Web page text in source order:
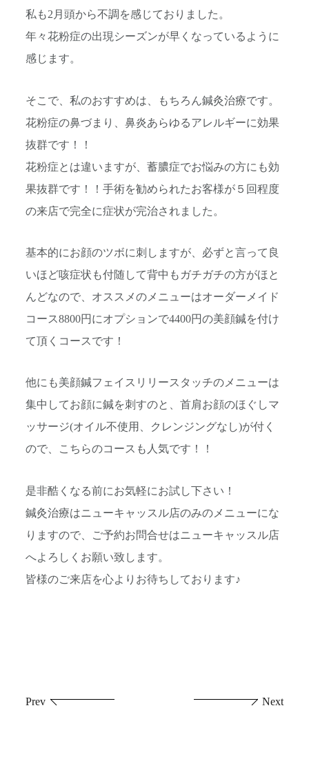
私も2月頭から不調を感じておりました。
年々花粉症の出現シーズンが早くなっているように
感じます。
そこで、私のおすすめは、もちろん鍼灸治療です。
花粉症の鼻づまり、鼻炎あらゆるアレルギーに効果
抜群です！！
花粉症とは違いますが、蓄膿症でお悩みの方にも効
果抜群です！！手術を勧められたお客様が５回程度
の来店で完全に症状が完治されました。
基本的にお顔のツボに刺しますが、必ずと言って良
いほど咳症状も付随して背中もガチガチの方がほと
んどなので、オススメのメニューはオーダーメイド
コース8800円にオプションで4400円の美顔鍼を付け
て頂くコースです！
他にも美顔鍼フェイスリリースタッチのメニューは
集中してお顔に鍼を刺すのと、首肩お顔のほぐしマ
ッサージ(オイル不使用、クレンジングなし)が付く
ので、こちらのコースも人気です！！
是非酷くなる前にお気軽にお試し下さい！
鍼灸治療はニューキャッスル店のみのメニューにな
りますので、ご予約お問合せはニューキャッスル店
へよろしくお願い致します。
皆様のご来店を心よりお待ちしております♪
Prev Next